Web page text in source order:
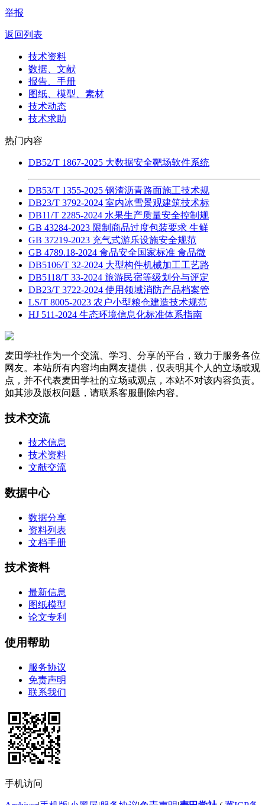
举报
返回列表
技术资料
数据、文献
报告、手册
图纸、模型、素材
技术动态
技术求助
热门内容
DB52/T 1867-2025 大数据安全靶场软件系统
DB53/T 1355-2025 钢渣沥青路面施工技术规
DB23/T 3792-2024 室内冰雪景观建筑技术标
DB11/T 2285-2024 水果生产质量安全控制规
GB 43284-2023 限制商品过度包装要求 生鲜
GB 37219-2023 充气式游乐设施安全规范
GB 4789.18-2024 食品安全国家标准 食品微
DB5106/T 32-2024 大型构件机械加工工艺路
DB5118/T 33-2024 旅游民宿等级划分与评定
DB23/T 3722-2024 使用领域消防产品档案管
LS/T 8005-2023 农户小型粮仓建造技术规范
HJ 511-2024 生态环境信息化标准体系指南
麦田学社作为一个交流、学习、分享的平台，致力于服务各位
网友。本站所有内容均由网友提供，仅表明其个人的立场或观
点，并不代表麦田学社的立场或观点，本站不对该内容负责。
如其涉及版权问题，请联系客服删除内容。
技术交流
技术信息
技术资料
文献交流
数据中心
数据分享
资料列表
文档手册
技术资料
最新信息
图纸模型
论文专利
使用帮助
服务协议
免责声明
联系我们
手机访问